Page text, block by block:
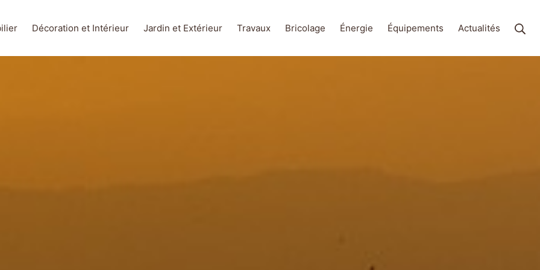
Décoration et Intérieur Jardin et Extérieur Travaux Bricolage Énergie Équipements Actualités